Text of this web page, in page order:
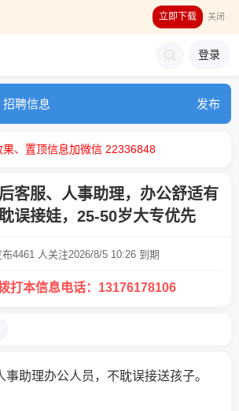
立即下载 关闭
登录
招聘信息 发布
果、置顶信息加微信 22336848
客服、人事助理，办公舒适有
误接娃，25-50岁大专优先
布4461 人关注2026/8/5 10:26 到期
打本信息电话：13176178106
助理办公人员，不耽误接送孩子。